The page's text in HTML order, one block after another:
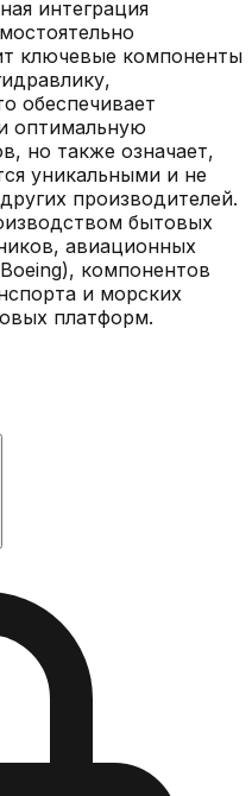
интеграция
ключевые компоненты
обеспечивает
оптимальную
но также означает,
уникальными и не
производителей.
бытовых
авиационных
компонентов
и морских
платформ.